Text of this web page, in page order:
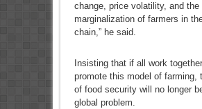
change, price volatility, and the
marginalization of farmers in
chain,” he said.
Insisting that if all work
promote this model of farming,
of food security will no longer
global problem.